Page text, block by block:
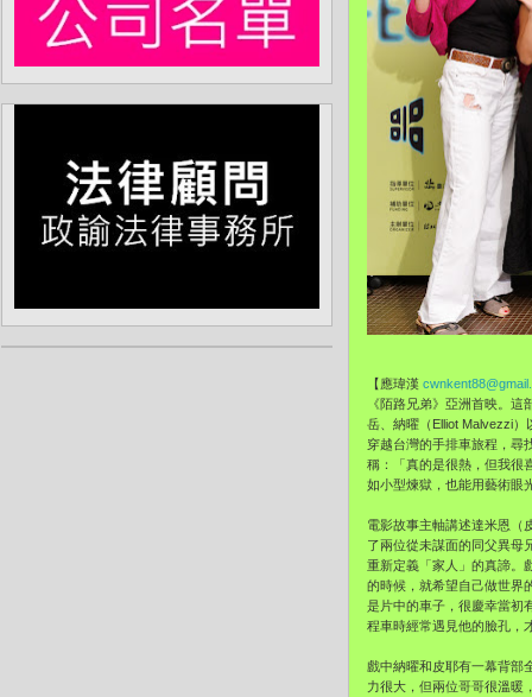
【應瑋漢
《陌路兄弟》亞洲首映。
岳、納曜（Elliot Malvezzi
穿越台灣的手排車旅程，尋
稱：「真的是很熱，但我很
如小型煉獄，也能用藝術眼
電影故事主軸講述達米恩（
了兩位從未謀面的同父異母
重新定義「家人」的真諦。
的時候，就希望自己做世界
是片中的車子，很慶幸當初
程車時經常遇見他的臉孔，
戲中納曜和皮耶有一幕背部
力很大，但兩位哥哥很溫暖